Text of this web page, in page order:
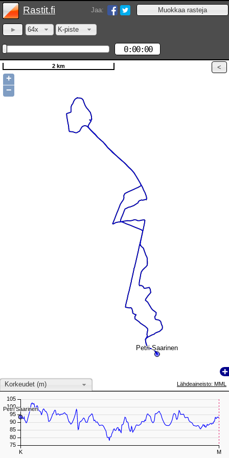
Petri Saarinen
Petri Saarinen
Rastit.fi Jaa:
64x K-piste
0:00:00
2 km
+
−
Lähdeaineisto: MML
Korkeudet (m)
K M
75
80
85
90
95
100
105
Petri Saarinen
Petri Saarinen